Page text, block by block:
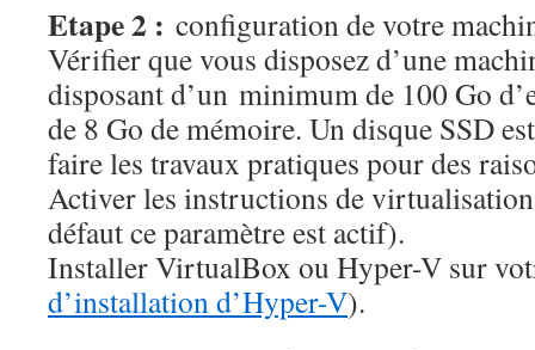
Etape 2 : configuration de votre
Vérifier que vous disposez d’une
disposant d’un minimum de 100 Go
de 8 Go de mémoire. Un disque SSD
faire les travaux pratiques pour des
Activer les instructions de
défaut ce paramètre est actif).
Installer VirtualBox ou Hyper-V sur
d’installation d’Hyper-V).